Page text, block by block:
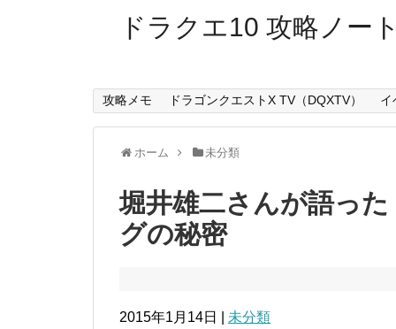
ドラクエ10 攻略ノー
攻略メモ ドラゴンクエストX TV（DQXTV） イ
ホーム 未分類
堀井雄二さんが語っ
グの秘密
2015年1月14日 | 未分類